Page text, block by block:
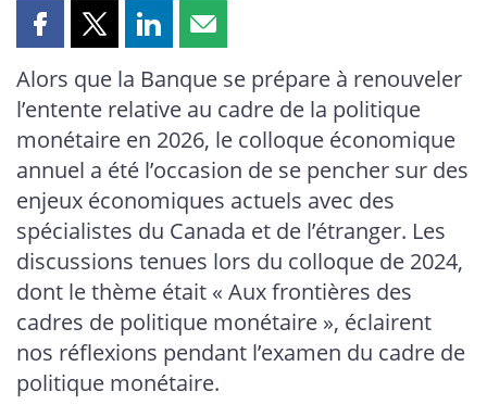
Partager
page
sur
Facebook
Partager
page
sur
X
Partager
page
sur
LinkedIn
Partager
page
par
courriel
Alors que la Banque se prépare à renouveler
l’entente relative au cadre de la politique
monétaire en 2026, le colloque économique
annuel a été l’occasion de se pencher sur des
enjeux économiques actuels avec des
spécialistes du Canada et de l’étranger. Les
discussions tenues lors du colloque de 2024,
dont le thème était « Aux frontières des
cadres de politique monétaire », éclairent
nos réflexions pendant l’examen du cadre de
politique monétaire.